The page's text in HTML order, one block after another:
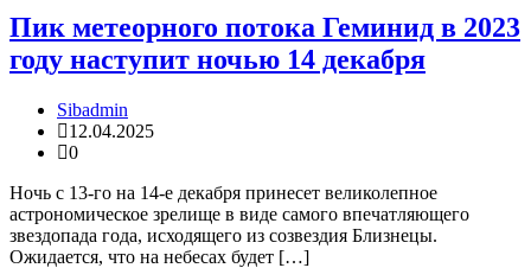
Пик метеорного потока Геминид в 2023
году наступит ночью 14 декабря
Sibadmin
12.04.2025
0
Ночь с 13-го на 14-е декабря принесет великолепное
астрономическое зрелище в виде самого впечатляющего
звездопада года, исходящего из созвездия Близнецы.
Ожидается, что на небесах будет […]